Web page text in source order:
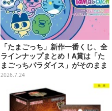
「たまごっち」新作一番くじ、全
ラインナップまとめ！A賞は「た
まごっちパラダイス」がそのまま
ビッグサイズになったアラームク
2026.7.24